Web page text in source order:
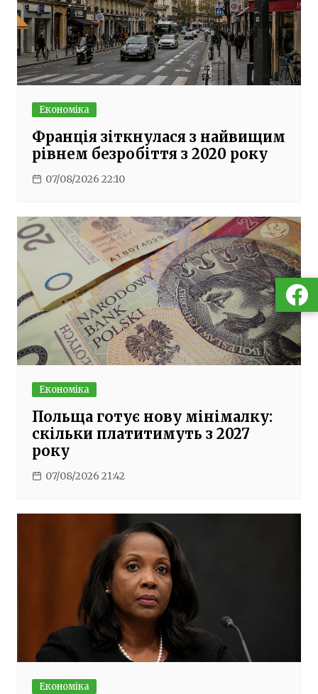
Економіка
Франція зіткнулася з найвищим
рівнем безробіття з 2020 року
07/08/2026 22:10
Економіка
Польща готує нову мінімалку:
скільки платитимуть з 2027
року
07/08/2026 21:42
Економіка